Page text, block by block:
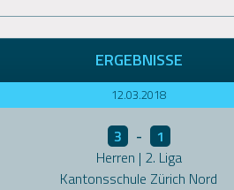
ERGEBNISSE
12.03.2018
3 -
1
Herren | 2. Liga
Kantonsschule Zürich Nord